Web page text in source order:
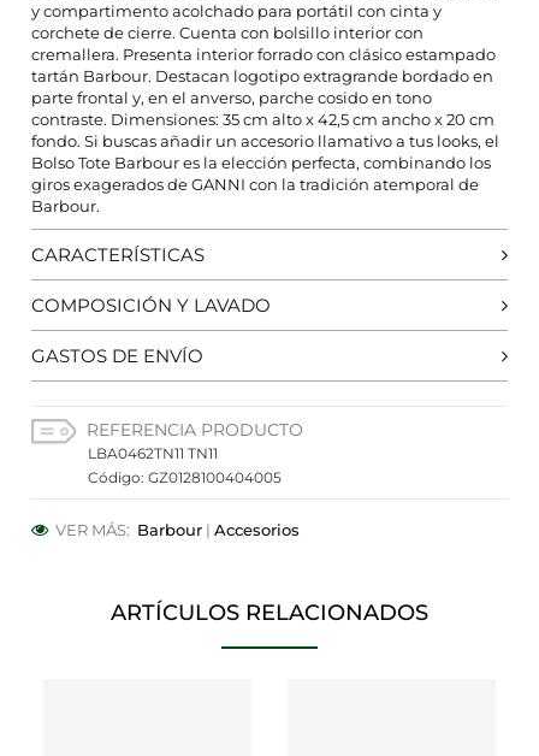
y compartimento acolchado para portátil con cinta y
corchete de cierre. Cuenta con bolsillo interior con
cremallera. Presenta interior forrado con clásico estampado
tartán Barbour. Destacan logotipo extragrande bordado en
parte frontal y, en el anverso, parche cosido en tono
contraste. Dimensiones: 35 cm alto x 42,5 cm ancho x 20 cm
fondo. Si buscas añadir un accesorio llamativo a tus looks, el
Bolso Tote Barbour es la elección perfecta, combinando los
giros exagerados de GANNI con la tradición atemporal de
Barbour.
CARACTERÍSTICAS
COMPOSICIÓN Y LAVADO
GASTOS DE ENVÍO
REFERENCIA PRODUCTO
LBA0462TN11 TN11
Código: GZ0128100404005
VER MÁS: Barbour | Accesorios
ARTÍCULOS RELACIONADOS
CONFIGURACIÓN DE COOKIES
HABILITAR TODO RECHAZAR TODO
Cookies necesarias
Estas cookies son necesarias para que el sitio web
o alertar sobre estas cookies, pero alguna áreas del sitio
no funcionarán. Estas cookies no almacenan ninguna
información de identificación personal.
Estas cookies nos permiten contar las visitas y fuentes de
tráfico para poder evaluar el rendimiento de nuestro sitio
o menos visitadas, y cómo los visitantes navegan por el
sitio. Toda la información que recogen estas cookies es
agregada y, por lo tanto, es anónima.
Estas cookies permiten a la página web recordar
preferido o la región en la que usted se encuentra.